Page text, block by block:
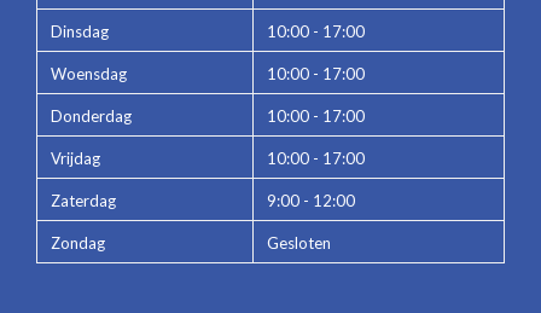
Dinsdag 10:00 - 17:00
Woensdag 10:00 - 17:00
Donderdag 10:00 - 17:00
Vrijdag 10:00 - 17:00
Zaterdag 9:00 - 12:00
Zondag Gesloten